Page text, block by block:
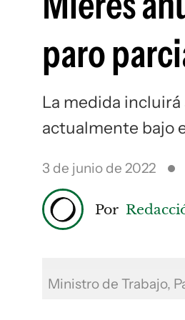
paro
La medida
actualmente bajo
3 de junio de 2022
Por
Ministro de Trabajo,